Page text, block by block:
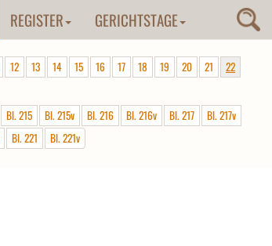
REGISTER GERICHTSTAGE
12 13 14 15 16 17 18 19 20 21
22
Bl. 215 Bl. 215v Bl. 216 Bl. 216v Bl. 217
Bl. 217v
Bl. 221 Bl. 221v